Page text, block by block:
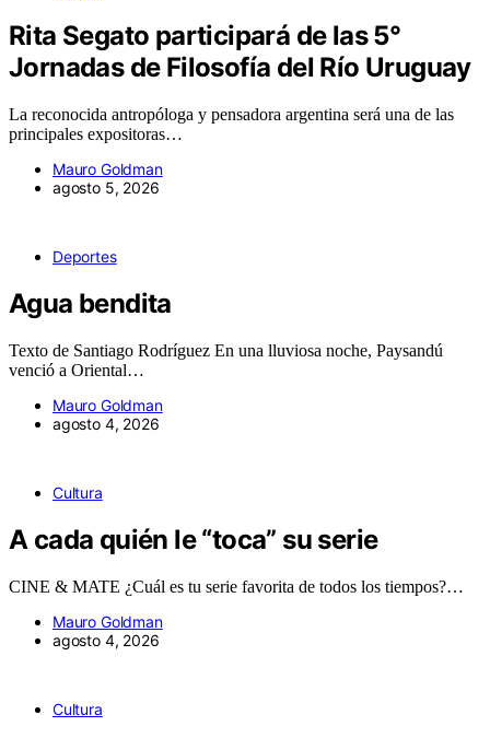
Rita Segato participará de las 5°
Jornadas de Filosofía del Río Uruguay
La reconocida antropóloga y pensadora argentina será una de las
principales expositoras…
Mauro Goldman
agosto 5, 2026
Deportes
Agua bendita
Texto de Santiago Rodríguez En una lluviosa noche, Paysandú
venció a Oriental…
Mauro Goldman
agosto 4, 2026
Cultura
A cada quién le “toca” su serie
CINE & MATE ¿Cuál es tu serie favorita de todos los tiempos?…
Mauro Goldman
agosto 4, 2026
Cultura